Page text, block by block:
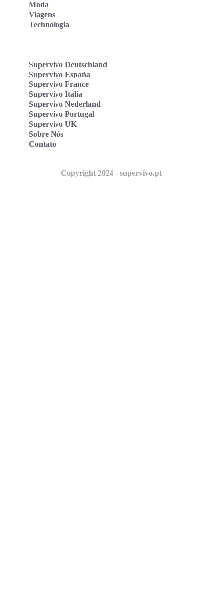
Moda
Viagens
Technologia
Supervivo Deutschland
Supervivo España
Supervivo France
Supervivo Italia
Supervivo Nederland
Supervivo Portugal
Supervivo UK
Sobre Nós
Contato
Copyright 2024 - supervivo.pt